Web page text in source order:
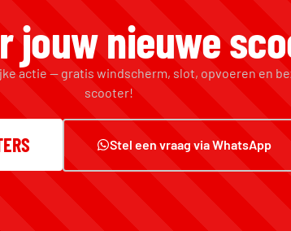
jouw nieuwe
actie — gratis windscherm, slot, opvoeren en
scooter!
Stel een vraag via WhatsApp